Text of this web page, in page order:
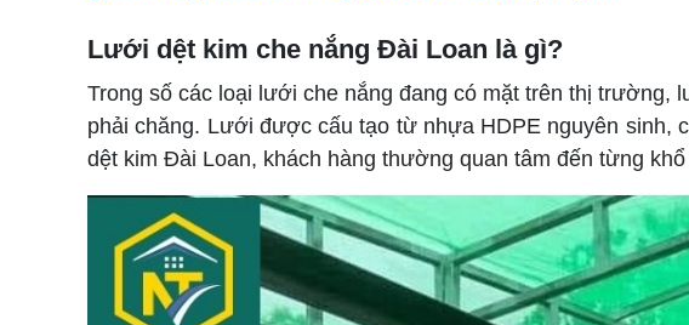
Lưới dệt kim che nắng Đài Loan là gì?
Trong số các loại lưới che nắng đang có mặt trên thị
phải chăng. Lưới được cấu tạo từ nhựa HDPE nguyên sinh,
dệt kim Đài Loan, khách hàng thường quan tâm đến từng